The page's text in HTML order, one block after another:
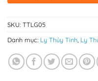
SKU: TTLG05
Danh mục: Ly Thủy Tinh Ly